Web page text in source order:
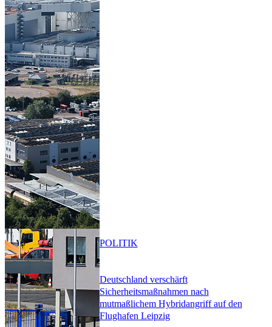
Deutschland verschärft
Sicherheitsmaßnahmen nach
mutmaßlichem Hybridangriff auf den
Flughafen Leipzig
POLITIK